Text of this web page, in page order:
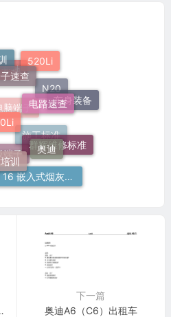
脑端子
奔驰
N20
施工标准
端子
520Li
车身装备
群辉维修标准
51 16 嵌入式烟灰缸托架
速查
电路速查
奥迪
训
座椅,副驾驶员座椅
下一篇
奥迪A6（C6）出租车